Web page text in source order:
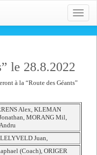
Toggle
le 28.8.2022
à la “Route des Géants”
Alex, KLEMAN
MORANG Mil,
Juan,
(Coach), ORIGER